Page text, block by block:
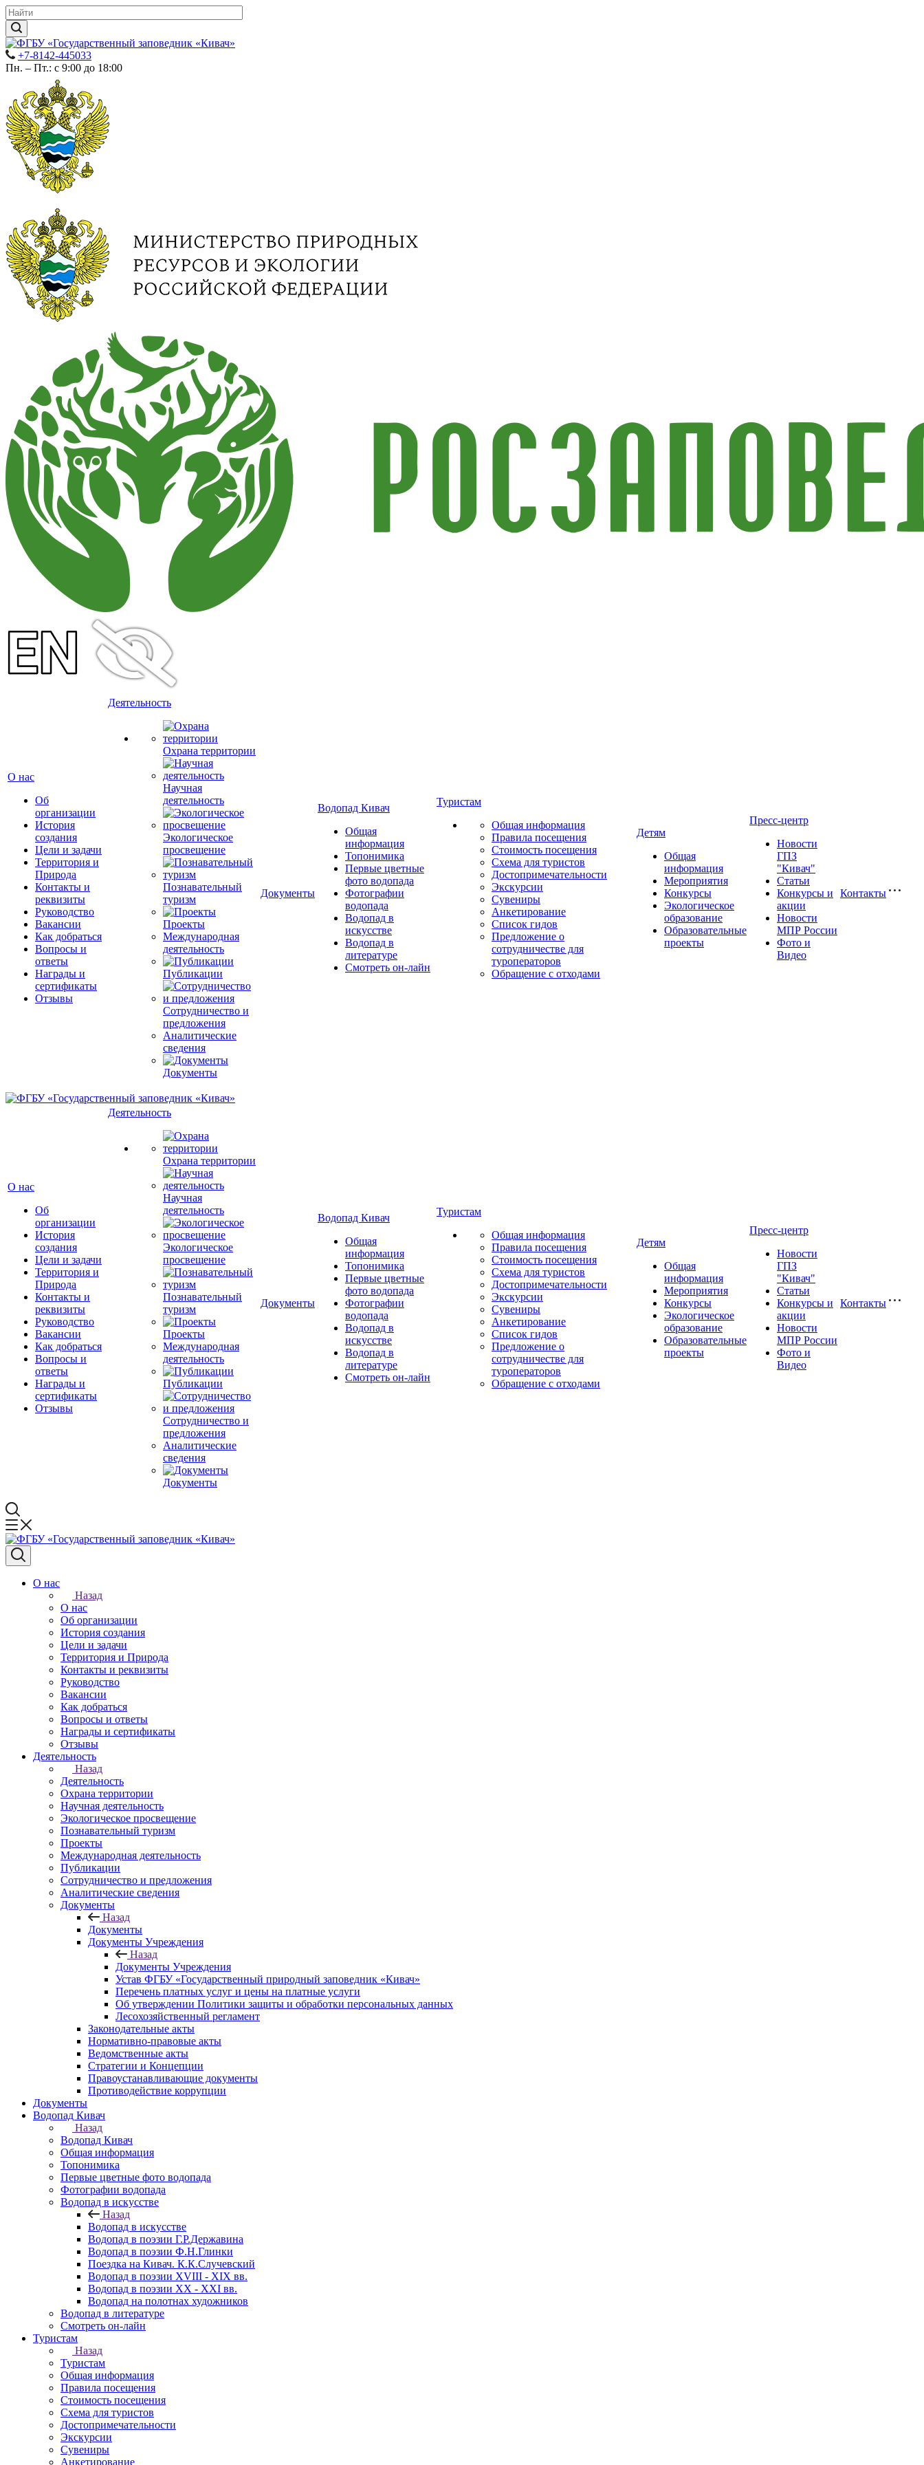
+7-8142-445033
Пн. – Пт.: с 9:00 до 18:00
О нас
Об
организации
История
создания
Цели и задачи
Территория и
Природа
Контакты и
реквизиты
Руководство
Вакансии
Как добраться
Вопросы и
ответы
Награды и
сертификаты
Отзывы
Деятельность
Охрана территории
Научная
деятельность
Экологическое
просвещение
Познавательный
туризм
Проекты
Международная
деятельность
Публикации
Сотрудничество и
предложения
Аналитические
сведения
Документы
Документы
Водопад Кивач
Общая
информация
Топонимика
Первые цветные
фото водопада
Фотографии
водопада
Водопад в
искусстве
Водопад в
литературе
Смотреть он-лайн
Туристам
Общая информация
Правила посещения
Стоимость посещения
Схема для туристов
Достопримечательности
Экскурсии
Сувениры
Анкетирование
Список гидов
Предложение о
сотрудничестве для
туроператоров
Обращение с отходами
Детям
Общая
информация
Мероприятия
Конкурсы
Экологическое
образование
Образовательные
проекты
Пресс-центр
Новости
ГПЗ
"Кивач"
Статьи
Конкурсы и
акции
Новости
МПР России
Фото и
Видео
Контакты
О нас
Об
организации
История
создания
Цели и задачи
Территория и
Природа
Контакты и
реквизиты
Руководство
Вакансии
Как добраться
Вопросы и
ответы
Награды и
сертификаты
Отзывы
Деятельность
Охрана территории
Научная
деятельность
Экологическое
просвещение
Познавательный
туризм
Проекты
Международная
деятельность
Публикации
Сотрудничество и
предложения
Аналитические
сведения
Документы
Документы
Водопад Кивач
Общая
информация
Топонимика
Первые цветные
фото водопада
Фотографии
водопада
Водопад в
искусстве
Водопад в
литературе
Смотреть он-лайн
Туристам
Общая информация
Правила посещения
Стоимость посещения
Схема для туристов
Достопримечательности
Экскурсии
Сувениры
Анкетирование
Список гидов
Предложение о
сотрудничестве для
туроператоров
Обращение с отходами
Детям
Общая
информация
Мероприятия
Конкурсы
Экологическое
образование
Образовательные
проекты
Пресс-центр
Новости
ГПЗ
"Кивач"
Статьи
Конкурсы и
акции
Новости
МПР России
Фото и
Видео
Контакты
О нас
Назад
О нас
Об организации
История создания
Цели и задачи
Территория и Природа
Контакты и реквизиты
Руководство
Вакансии
Как добраться
Вопросы и ответы
Награды и сертификаты
Отзывы
Деятельность
Назад
Деятельность
Охрана территории
Научная деятельность
Экологическое просвещение
Познавательный туризм
Проекты
Международная деятельность
Публикации
Сотрудничество и предложения
Аналитические сведения
Документы
Назад
Документы
Документы Учреждения
Назад
Документы Учреждения
Устав ФГБУ «Государственный природный заповедник «Кивач»
Перечень платных услуг и цены на платные услуги
Об утверждении Политики защиты и обработки персональных данных
Лесохозяйственный регламент
Законодательные акты
Нормативно-правовые акты
Ведомственные акты
Стратегии и Концепции
Правоустанавливающие документы
Противодействие коррупции
Документы
Водопад Кивач
Назад
Водопад Кивач
Общая информация
Топонимика
Первые цветные фото водопада
Фотографии водопада
Водопад в искусстве
Назад
Водопад в искусстве
Водопад в поэзии Г.Р.Державина
Водопад в поэзии Ф.Н.Глинки
Поездка на Кивач. К.К.Случевский
Водопад в поэзии XVIII - XIX вв.
Водопад в поэзии XX - XXI вв.
Водопад на полотнах художников
Водопад в литературе
Смотреть он-лайн
Туристам
Назад
Туристам
Общая информация
Правила посещения
Стоимость посещения
Схема для туристов
Достопримечательности
Экскурсии
Сувениры
Анкетирование